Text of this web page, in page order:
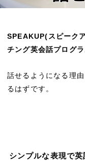
SPEAKUP(スピーク
チング英会話プログラ
話せるようになる理
るはずです。
シンプルな表現で英